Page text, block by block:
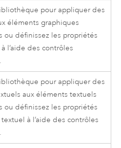
pour appliquer des
éléments graphiques
ou définissez les propriétés
l’aide des contrôles
pour appliquer des
aux éléments textuels
ou définissez les propriétés
à l’aide des contrôles